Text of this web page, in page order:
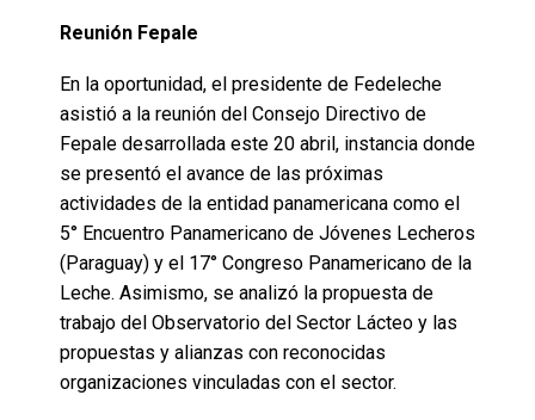
Reunión Fepale
En la oportunidad, el presidente de Fedeleche
asistió a la reunión del Consejo Directivo de
Fepale desarrollada este 20 abril, instancia donde
se presentó el avance de las próximas
actividades de la entidad panamericana como el
5° Encuentro Panamericano de Jóvenes Lecheros
(Paraguay) y el 17° Congreso Panamericano de la
Leche. Asimismo, se analizó la propuesta de
trabajo del Observatorio del Sector Lácteo y las
propuestas y alianzas con reconocidas
organizaciones vinculadas con el sector.